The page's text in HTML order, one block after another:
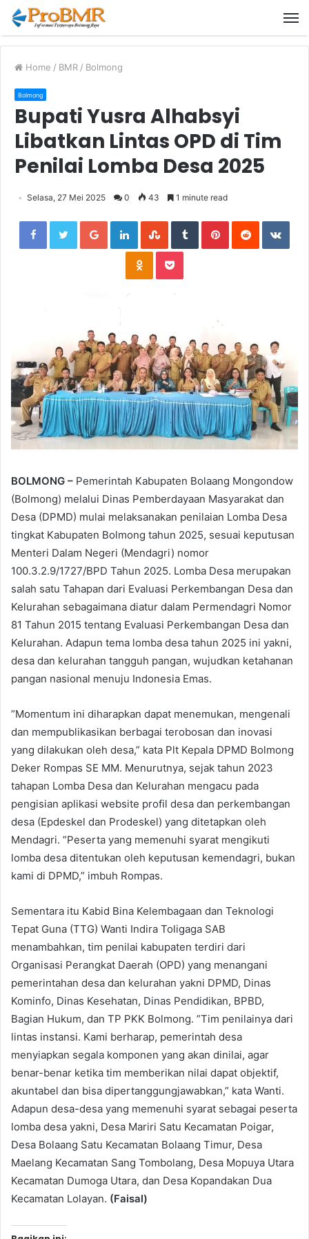
Home / BMR / Bolmong
Bolmong
Bupati Yusra Alhabsyi
Libatkan Lintas OPD di Tim
Penilai Lomba Desa 2025
Selasa, 27 Mei 2025 0 43 1 minute read
FacebookTwitterGoogle+LinkedInStumbleUpon
TumblrPinterestReddit
Odnoklassniki
Pocket
BOLMONG – Pemerintah Kabupaten Bolaang Mongondow
(Bolmong) melalui Dinas Pemberdayaan Masyarakat dan
Desa (DPMD) mulai melaksanakan penilaian Lomba Desa
tingkat Kabupaten Bolmong tahun 2025, sesuai keputusan
Menteri Dalam Negeri (Mendagri) nomor
100.3.2.9/1727/BPD Tahun 2025. Lomba Desa merupakan
salah satu Tahapan dari Evaluasi Perkembangan Desa dan
Kelurahan sebagaimana diatur dalam Permendagri Nomor
81 Tahun 2015 tentang Evaluasi Perkembangan Desa dan
Kelurahan. Adapun tema lomba desa tahun 2025 ini yakni,
desa dan kelurahan tangguh pangan, wujudkan ketahanan
pangan nasional menuju Indonesia Emas.
”Momentum ini diharapkan dapat menemukan, mengenali
dan mempublikasikan berbagai terobosan dan inovasi
yang dilakukan oleh desa,” kata Plt Kepala DPMD Bolmong
Deker Rompas SE MM. Menurutnya, sejak tahun 2023
tahapan Lomba Desa dan Kelurahan mengacu pada
pengisian aplikasi website profil desa dan perkembangan
desa (Epdeskel dan Prodeskel) yang ditetapkan oleh
Mendagri. ”Peserta yang memenuhi syarat mengikuti
lomba desa ditentukan oleh keputusan kemendagri, bukan
kami di DPMD,” imbuh Rompas.
Sementara itu Kabid Bina Kelembagaan dan Teknologi
Tepat Guna (TTG) Wanti Indira Toligaga SAB
menambahkan, tim penilai kabupaten terdiri dari
Organisasi Perangkat Daerah (OPD) yang menangani
pemerintahan desa dan kelurahan yakni DPMD, Dinas
Kominfo, Dinas Kesehatan, Dinas Pendidikan, BPBD,
Bagian Hukum, dan TP PKK Bolmong. ”Tim penilainya dari
lintas instansi. Kami berharap, pemerintah desa
menyiapkan segala komponen yang akan dinilai, agar
benar-benar ketika tim memberikan nilai dapat objektif,
akuntabel dan bisa dipertanggungjawabkan,” kata Wanti.
Adapun desa-desa yang memenuhi syarat sebagai peserta
lomba desa yakni, Desa Mariri Satu Kecamatan Poigar,
Desa Bolaang Satu Kecamatan Bolaang Timur, Desa
Maelang Kecamatan Sang Tombolang, Desa Mopuya Utara
Kecamatan Dumoga Utara, dan Desa Kopandakan Dua
Kecamatan Lolayan. (Faisal)